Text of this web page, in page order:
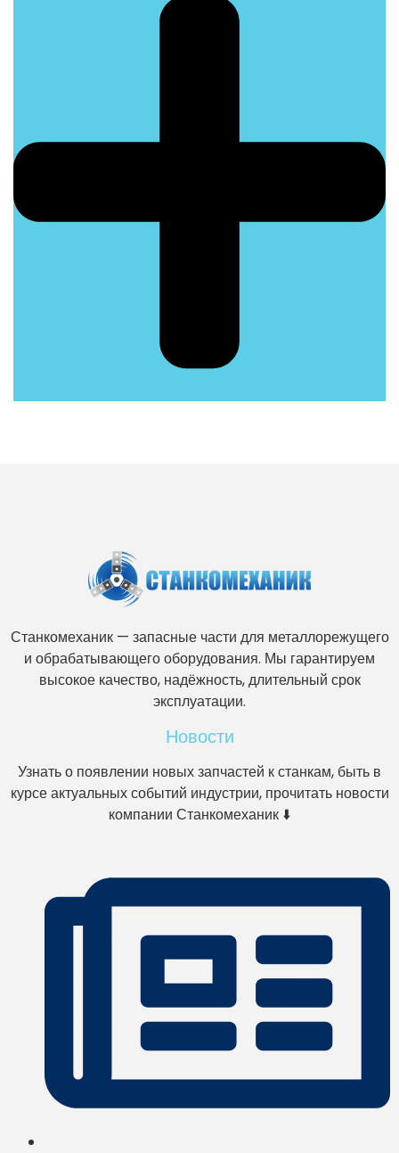
Станкомеханик — запасные части для металлорежущего
и обрабатывающего оборудования. Мы гарантируем
высокое качество, надёжность, длительный срок
эксплуатации.
Новости
Узнать о появлении новых запчастей к станкам, быть в
курсе актуальных событий индустрии, прочитать новости
компании Станкомеханик ⬇️